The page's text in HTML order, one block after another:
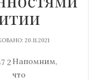
20.11.2021
Напомним,
что